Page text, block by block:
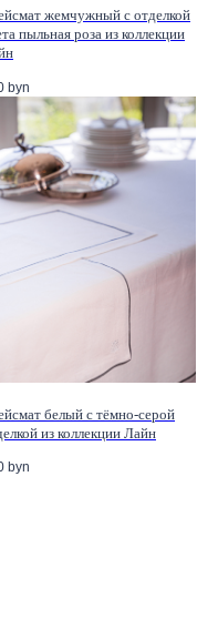
жемчужный с отделкой
пыльная роза из коллекции
byn
белый с тёмно-серой
из коллекции Лайн
byn